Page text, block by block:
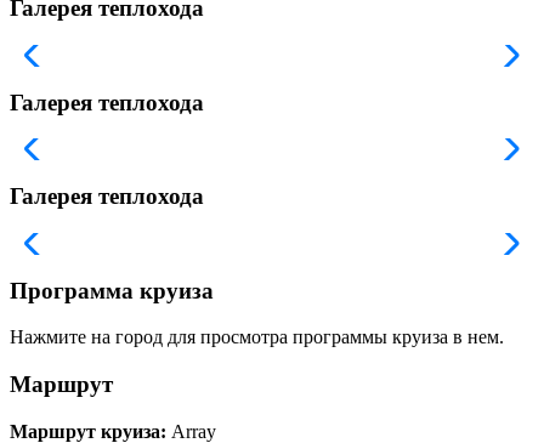
Галерея теплохода
Галерея теплохода
Галерея теплохода
Программа круиза
Нажмите на город для просмотра программы круиза в нем.
Маршрут
Маршрут круиза: Array